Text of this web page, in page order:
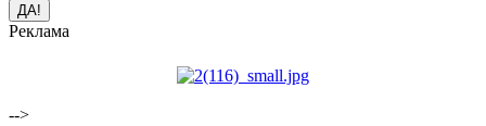
Реклама
-->